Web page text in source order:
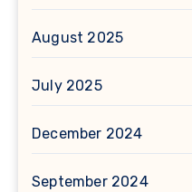
August 2025
July 2025
December 2024
September 2024